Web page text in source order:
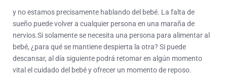
y no estamos precisamente hablando del bebé. La falta de
sueño puede volver a cualquier persona en una maraña de
nervios.Si solamente se necesita una persona para alimentar al
bebé, ¿para qué se mantiene despierta la otra? Si puede
descansar, al día siguiente podrá retomar en algún momento
vital el cuidado del bebé y ofrecer un momento de reposo.